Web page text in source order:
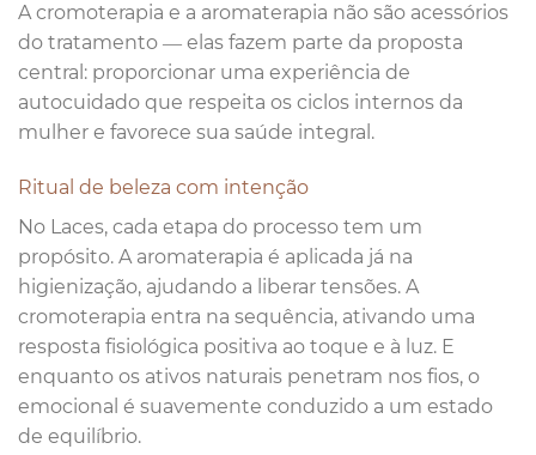
A cromoterapia e a aromaterapia não são acessórios
do tratamento — elas fazem parte da proposta
central: proporcionar uma experiência de
autocuidado que respeita os ciclos internos da
mulher e favorece sua saúde integral.
Ritual de beleza com intenção
No Laces, cada etapa do processo tem um
propósito. A aromaterapia é aplicada já na
higienização, ajudando a liberar tensões. A
cromoterapia entra na sequência, ativando uma
resposta fisiológica positiva ao toque e à luz. E
enquanto os ativos naturais penetram nos fios, o
emocional é suavemente conduzido a um estado
de equilíbrio.